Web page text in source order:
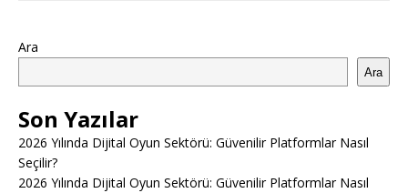
Ara
Ara
Son Yazılar
2026 Yılında Dijital Oyun Sektörü: Güvenilir Platformlar Nasıl
Seçilir?
2026 Yılında Dijital Oyun Sektörü: Güvenilir Platformlar Nasıl